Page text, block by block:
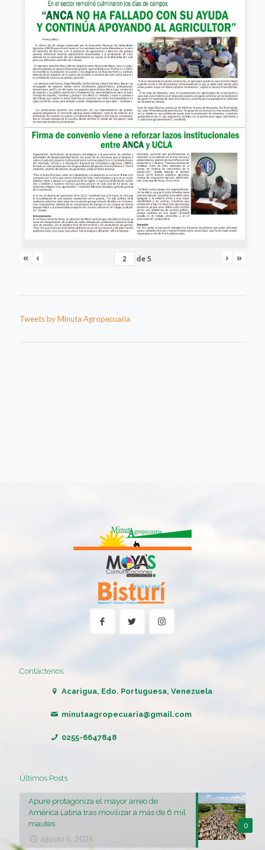
« ‹ de5 › »
Tweets by Minuta Agropecuaria
Contáctenos
Acarigua, Edo. Portuguesa, Venezuela
minutaagropecuaria@gmail.com
0255-6647848
Últimos Posts
0
Apure protagoniza el mayor arreo de
América Latina tras movilizar a más de 6 mil
mautes
agosto 6, 2026